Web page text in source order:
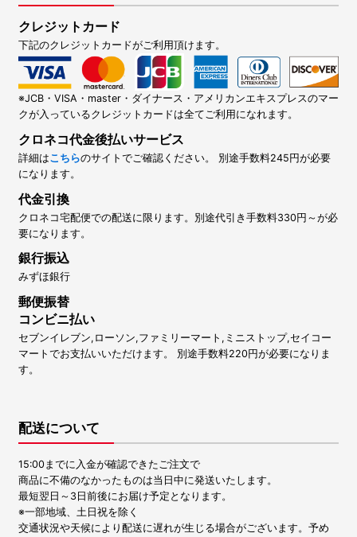
クレジットカード
下記のクレジットカードがご利用頂けます。
※JCB・VISA・master・ダイナース・アメリカンエキスプレスのマー
クが入っているクレジットカードは全てご利用になれます。
クロネコ代金後払いサービス
詳細はこちらのサイトでご確認ください。 別途手数料245円が必要
になります。
代金引換
クロネコ宅配便での配送に限ります。別途代引き手数料330円～が必
要になります。
銀行振込
みずほ銀行
郵便振替
コンビニ払い
セブンイレブン,ローソン,ファミリーマート,ミニストップ,セイコー
マートでお支払いいただけます。 別途手数料220円が必要になりま
す。
配送について
15:00までに入金が確認できたご注文で
商品に不備のなかったものは当日中に発送いたします。
最短翌日～3日前後にお届け予定となります。
※一部地域、土日祝を除く
交通状況や天候により配送に遅れが生じる場合がございます。予め